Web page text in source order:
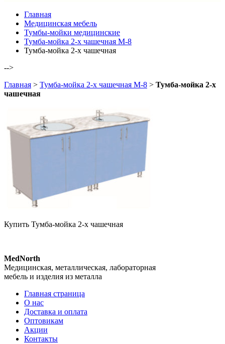
Главная
Медицинская мебель
Тумбы-мойки медицинские
Тумба-мойка 2-х чашечная М-8
Тумба-мойка 2-х чашечная
-->
Главная > Тумба-мойка 2-х чашечная М-8 > Тумба-мойка 2-х
чашечная
Купить Тумба-мойка 2-х чашечная
MedNorth
Медицинская, металлическая, лабораторная
мебель и изделия из металла
Главная страница
О нас
Доставка и оплата
Оптовикам
Акции
Контакты